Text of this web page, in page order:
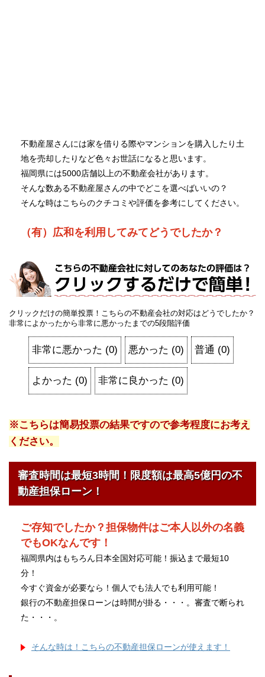
不動産屋さんには家を借りる際やマンションを購入したり土
地を売却したりなど色々お世話になると思います。
福岡県には5000店舗以上の不動産会社があります。
そんな数ある不動産屋さんの中でどこを選べばいいの？
そんな時はこちらのクチコミや評価を参考にしてください。
（有）広和を利用してみてどうでしたか？
クリックだけの簡単投票！こちらの不動産会社の対応はどうでしたか？
非常によかったから非常に悪かったまでの5段階評価
非常に悪かった (0) 悪かった (0) 普通 (0)
よかった (0) 非常に良かった (0)
※こちらは簡易投票の結果ですので参考程度にお考え
ください。
審査時間は最短3時間！限度額は最高5億円の不
動産担保ローン！
ご存知でしたか？担保物件はご本人以外の名義
でもOKなんです！
福岡県内はもちろん日本全国対応可能！振込まで最短10
分！
今すぐ資金が必要なら！個人でも法人でも利用可能！
銀行の不動産担保ローンは時間が掛る・・・。審査で断られ
た・・・。
そんな時は！こちらの不動産担保ローンが使えます！